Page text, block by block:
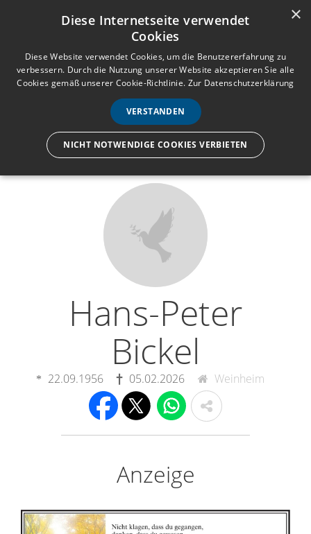
Anmelden Registrieren
e
n
ü
Wir lassen nur die Hand los,
Hans-Peter
Bickel
22.09.1956 05.02.2026 Weinheim
Anzeige
×
Diese Internetseite verwendet
Cookies
Diese Website verwendet Cookies, um die Benutzererfahrung zu
verbessern. Durch die Nutzung unserer Website akzeptieren Sie alle
Cookies gemäß unserer Cookie-Richtlinie. Zur Datenschutzerklärung
VERSTANDEN
NICHT NOTWENDIGE COOKIES VERBIETEN